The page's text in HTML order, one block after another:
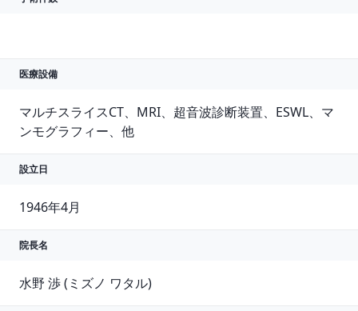
医療設備
マルチスライスCT、MRI、超音波診断装置、ESWL、マ
ンモグラフィー、他
設立日
1946年4月
院長名
水野 渉 (ミズノ ワタル)